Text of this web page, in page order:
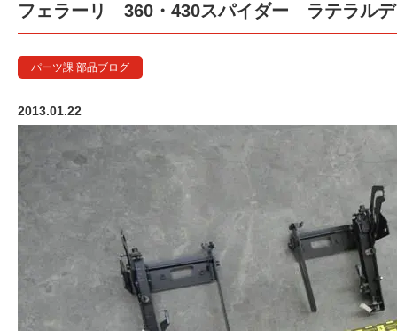
フェラーリ 360・430スパイダー ラテラルデ
パーツ課 部品ブログ
2013.01.22